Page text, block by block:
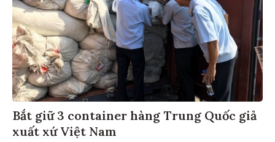
Bắt giữ 3 container hàng Trung Quốc giả
xuất xứ Việt Nam